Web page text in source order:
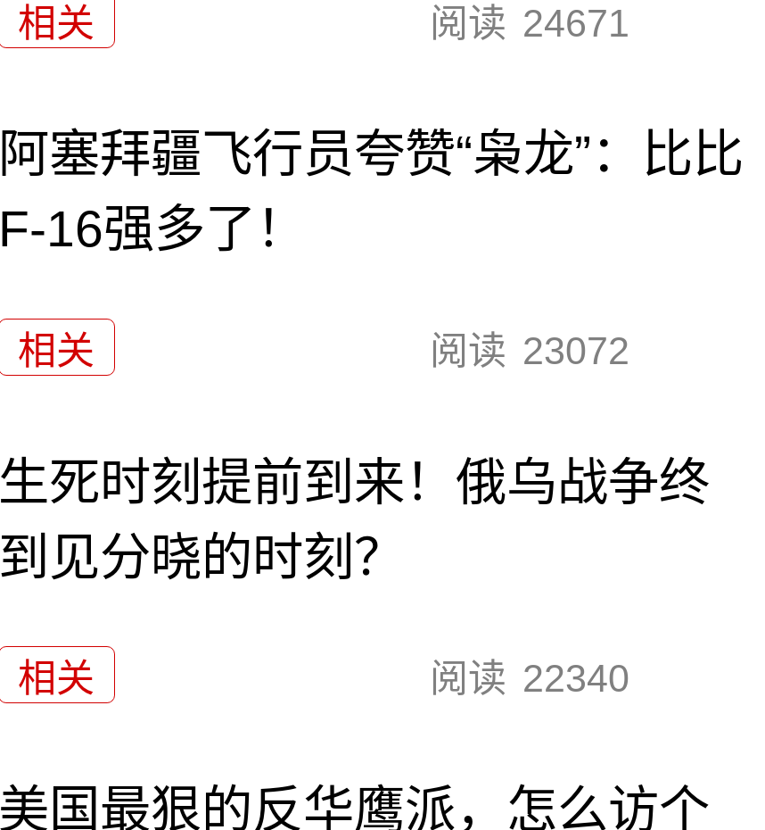
相关 阅读 24671
阿塞拜疆飞行员夸赞“枭龙”：比比
F-16强多了！
相关 阅读 23072
生死时刻提前到来！俄乌战争终
到见分晓的时刻？
相关 阅读 22340
美国最狠的反华鹰派，怎么访个